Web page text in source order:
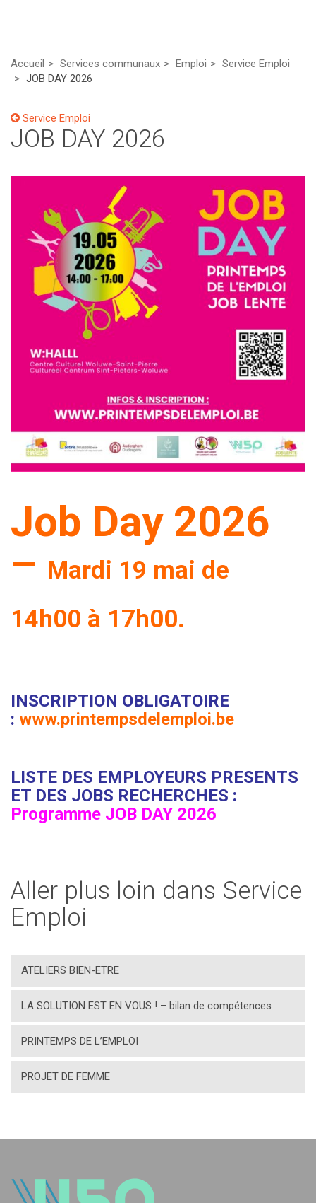
Accueil Services communaux Emploi
Service Emploi
JOB DAY 2026
Service Emploi
JOB DAY 2026
Job Day 2026
– Mardi 19 mai de
14h00 à 17h00.
INSCRIPTION OBLIGATOIRE
: www.printempsdelemploi.be
LISTE DES EMPLOYEURS PRESENTS
ET DES JOBS RECHERCHES :
Programme JOB DAY 2026
Aller plus loin dans Service
Emploi
ATELIERS BIEN-ETRE
LA SOLUTION EST EN VOUS ! – bilan de compétences
PRINTEMPS DE L’EMPLOI
PROJET DE FEMME